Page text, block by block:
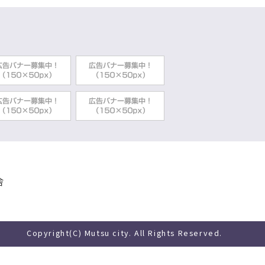
Copyright(C) Mutsu city. All Rights Reserved.